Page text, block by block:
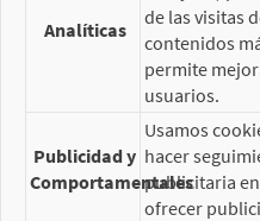
Analíticas
de las visitas
contenidos
permite
usuarios.
Publicidad y
Comportamentales
Usamos
hacer
publicitaria
ofrecer